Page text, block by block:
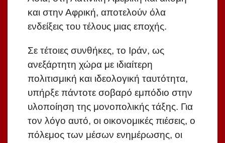
και στην Αφρική, αποτελούν όλα
ενδείξεις του τέλους μιας εποχής.
Σε τέτοιες συνθήκες, το Ιράν, ως
ανεξάρτητη χώρα με ιδιαίτερη
πολιτισμική και ιδεολογική ταυτότητα,
υπήρξε πάντοτε σοβαρό εμπόδιο στην
υλοποίηση της μονοπολικής τάξης. Για
τον λόγο αυτό, οι οικονομικές πιέσεις, ο
πόλεμος των μέσων ενημέρωσης, οι